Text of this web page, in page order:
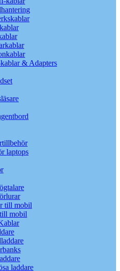
& Adapters
laptops
till mobil
mobil
laddare